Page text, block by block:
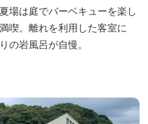
場は庭でバーベキューを楽し
喫。離れを利用した客室に
の岩風呂が自慢。